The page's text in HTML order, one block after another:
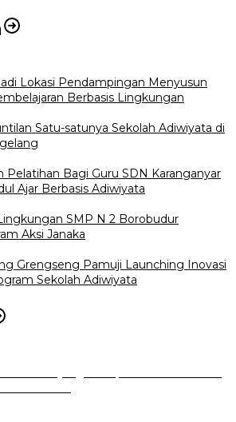
Lokasi Pendampingan Menyusun
Berbasis Lingkungan
Satu-satunya Sekolah Adiwiyata di
Pelatihan Bagi Guru SDN Karanganyar
Ajar Berbasis Adiwiyata
SMP N 2 Borobudur
Aksi Janaka
Grengseng Pamuji Launching Inovasi
Sekolah Adiwiyata